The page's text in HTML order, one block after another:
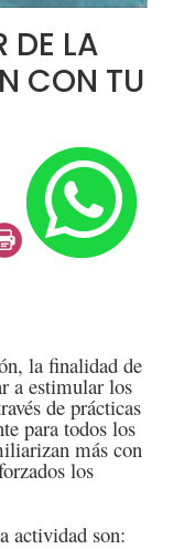
DE LA
CON TU
la finalidad de
a estimular los
de prácticas
para todos los
más con
los
actividad son: